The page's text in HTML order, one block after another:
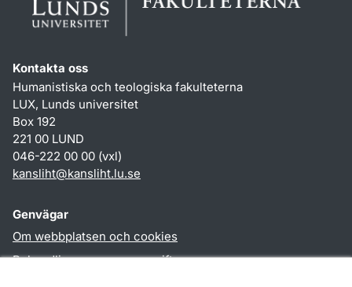
Kontakta oss
Humanistiska och teologiska fakulteterna
LUX, Lunds universitet
Box 192
221 00 LUND
046-222 00 00 (vxl)
kansliht@kansliht.lu.se
Genvägar
Om webbplatsen och cookies
Behandling av personuppgifter